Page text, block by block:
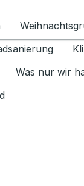
Was nur wir